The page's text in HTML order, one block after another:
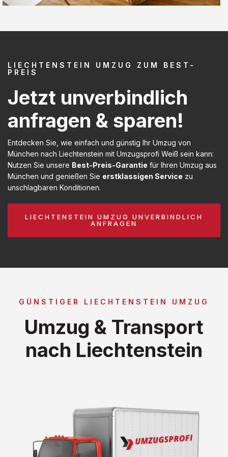
LIECHTENSTEIN UMZUG ZUM BEST-
PREIS
Jetzt unverbindlich
anfragen & sparen!
Entdecken Sie, wie einfach und günstig Ihr Umzug von
München nach Liechtenstein mit Umzugsprofi Weiß sein kann:
Nutzen Sie unsere Best-Preis-Garantie für Ihren Umzug aus
München und genießen Sie erstklassigen Service zu
unschlagbaren Konditionen.
LIECHTENSTEIN UMZUG UNVERBINDLICH
ANFRAGEN
GÜNSTIGER LIECHTENSTEIN UMZUG
Umzug & Transport
nach Liechtenstein